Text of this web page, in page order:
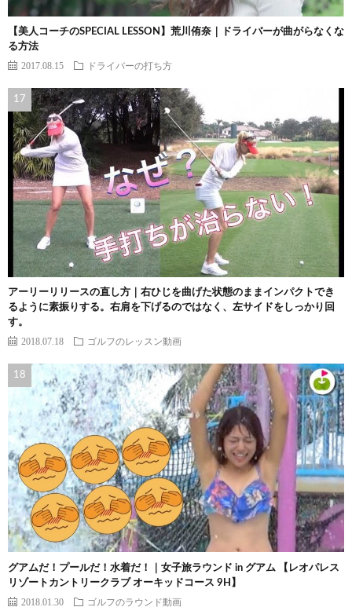
【美人コーチのSPECIAL LESSON】荒川侑奈｜ドライバーが曲がらなくな
る方法
2017.08.15 ドライバーの打ち方
アーリーリリースの直し方｜右ひじを曲げた状態のままインパクトでき
るように素振りする。右肩を下げるのではなく、左サイドをしっかり回
す。
2018.07.18 ゴルフのレッスン動画
グアムだ！プールだ！水着だ！｜女子旅ラウンド in グアム 【レオパレス
リゾートカントリークラブ オーキッドコース 9H】
2018.01.30 ゴルフのラウンド動画